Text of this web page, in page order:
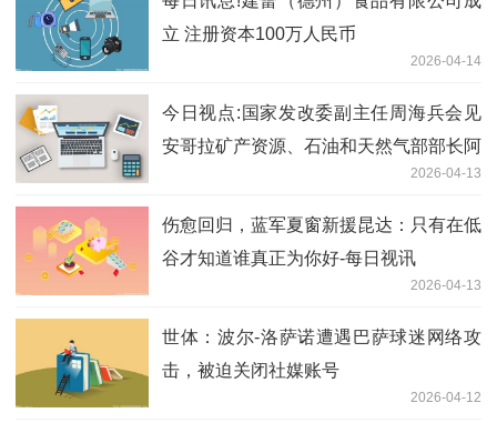
立 注册资本100万人民币
2026-04-14
今日视点:国家发改委副主任周海兵会见
安哥拉矿产资源、石油和天然气部部长阿
2026-04-13
伤愈回归，蓝军夏窗新援昆达：只有在低
谷才知道谁真正为你好-每日视讯
2026-04-13
世体：波尔-洛萨诺遭遇巴萨球迷网络攻
击，被迫关闭社媒账号
2026-04-12